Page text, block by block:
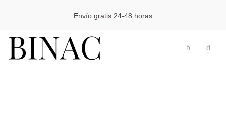
Envío gratis 24-48 horas